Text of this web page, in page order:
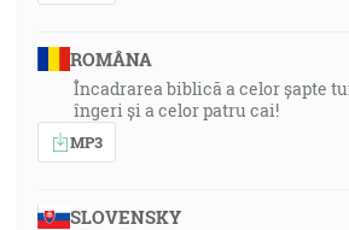
ROMÂNA
Încadrarea biblică a celor șapte
îngeri și a celor patru cai!
MP3
SLOVENSKY